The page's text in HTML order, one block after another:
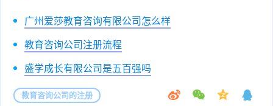
广州爱莎教育咨询有限公司怎么样
教育咨询公司注册流程
盛学成长有限公司是五百强吗
教育咨询公司的注册